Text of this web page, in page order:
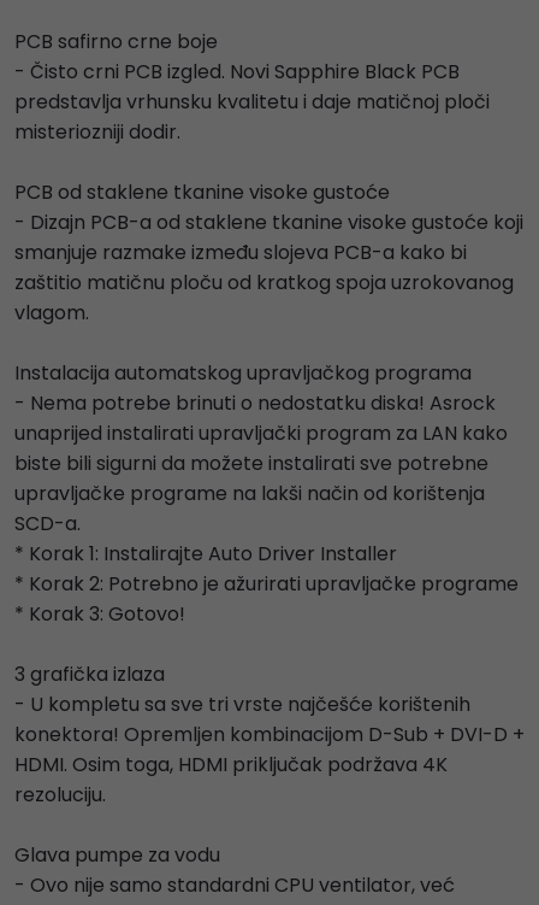
PCB safirno crne boje
- Čisto crni PCB izgled. Novi Sapphire Black PCB
predstavlja vrhunsku kvalitetu i daje matičnoj ploči
misteriozniji dodir.
PCB od staklene tkanine visoke gustoće
- Dizajn PCB-a od staklene tkanine visoke gustoće koji
smanjuje razmake između slojeva PCB-a kako bi
zaštitio matičnu ploču od kratkog spoja uzrokovanog
vlagom.
Instalacija automatskog upravljačkog programa
- Nema potrebe brinuti o nedostatku diska! Asrock
unaprijed instalirati upravljački program za LAN kako
biste bili sigurni da možete instalirati sve potrebne
upravljačke programe na lakši način od korištenja
SCD-a.
* Korak 1: Instalirajte Auto Driver Installer
* Korak 2: Potrebno je ažurirati upravljačke programe
* Korak 3: Gotovo!
3 grafička izlaza
- U kompletu sa sve tri vrste najčešće korištenih
konektora! Opremljen kombinacijom D-Sub + DVI-D +
HDMI. Osim toga, HDMI priključak podržava 4K
rezoluciju.
Glava pumpe za vodu
- Ovo nije samo standardni CPU ventilator, već